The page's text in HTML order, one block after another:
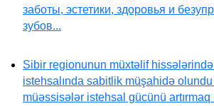
заботы, эстетики, здоровья и
зубов...
Sibir regionunun müxtəlif
istehsalında sabitlik müşahidə
müəssisələr istehsal gücünü